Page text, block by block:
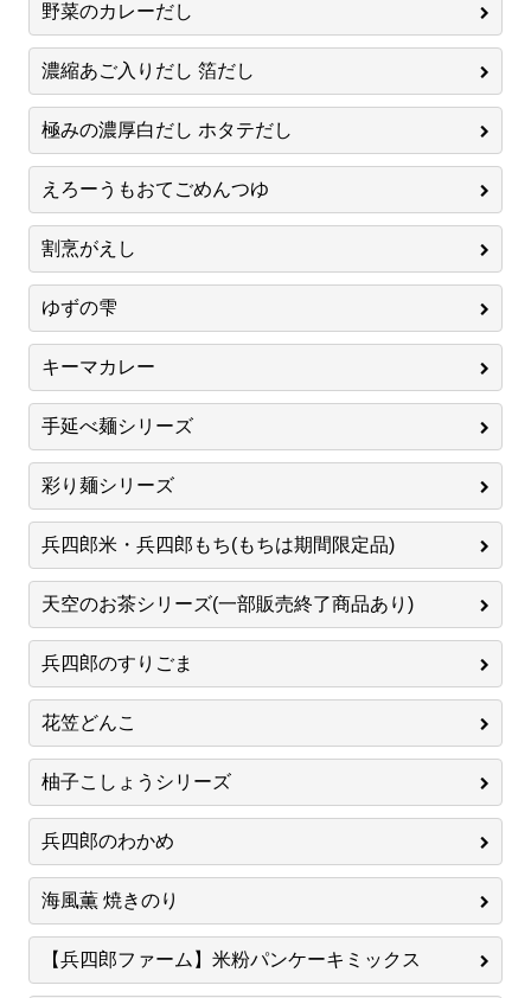
野菜のカレーだし
濃縮あご入りだし 箔だし
極みの濃厚白だし ホタテだし
えろーうもおてごめんつゆ
割烹がえし
ゆずの雫
キーマカレー
手延べ麺シリーズ
彩り麺シリーズ
兵四郎米・兵四郎もち(もちは期間限定品)
天空のお茶シリーズ(一部販売終了商品あり)
兵四郎のすりごま
花笠どんこ
柚子こしょうシリーズ
兵四郎のわかめ
海風薫 焼きのり
【兵四郎ファーム】米粉パンケーキミックス